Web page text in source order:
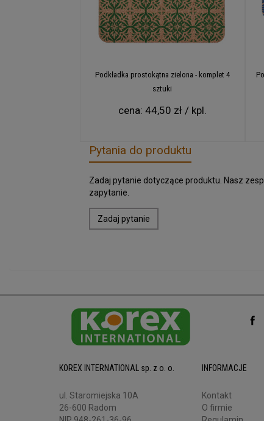
Podkładka prostokątna zielona - komplet 4
sztuki
cena: 44,50 zł / kpl.
Pytania do produktu
Zadaj pytanie dotyczące produktu. Nasz
zapytanie.
Zadaj pytanie
KOREX INTERNATIONAL sp. z o. o.
ul. Staromiejska 10A
26-600 Radom
INFORMACJE
Kontakt
O firmie